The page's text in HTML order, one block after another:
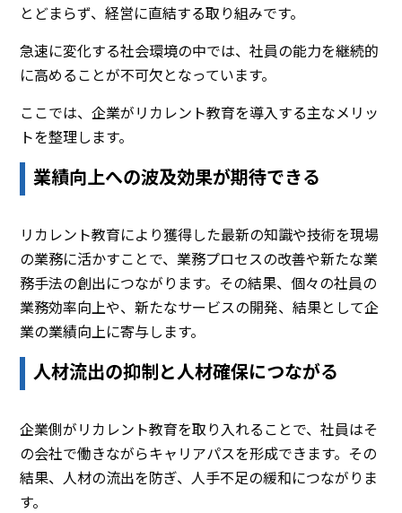
とどまらず、経営に直結する取り組みです。
急速に変化する社会環境の中では、社員の能力を継続的
に高めることが不可欠となっています。
ここでは、企業がリカレント教育を導入する主なメリッ
トを整理します。
業績向上への波及効果が期待できる
リカレント教育により獲得した最新の知識や技術を現場
の業務に活かすことで、業務プロセスの改善や新たな業
務手法の創出につながります。その結果、個々の社員の
業務効率向上や、新たなサービスの開発、結果として企
業の業績向上に寄与します。
人材流出の抑制と人材確保につながる
企業側がリカレント教育を取り入れることで、社員はそ
の会社で働きながらキャリアパスを形成できます。その
結果、人材の流出を防ぎ、人手不足の緩和につながりま
す。